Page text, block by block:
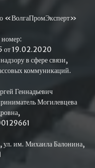
«ВолгаПромЭксперт»
от 19.02.2020
в сфере связи,
коммуникаций.
Геннадьевич
Могилевцева
ул. им. Михаила Балонина,